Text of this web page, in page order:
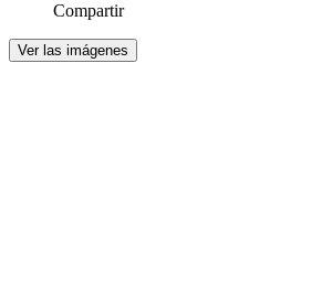
Compartir
Ver las imágenes